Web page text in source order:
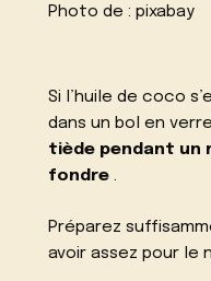
Photo de :pixabay
Si l’huile de coco
dans un bol en
tiède pendant un
fondre .
Préparez
avoir assez pour le